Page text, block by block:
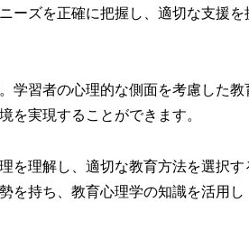
ーズを正確に把握し、適切な支援を
学習者の心理的な側面を考慮した教
を実現することができます。
を理解し、適切な教育方法を選択す
を持ち、教育心理学の知識を活用し